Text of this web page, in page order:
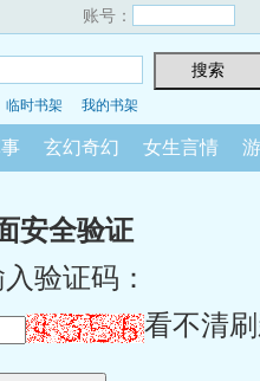
账号：
临时书架 我的书架
玄幻奇幻 女生言情
安全验证
验证码：
看不清